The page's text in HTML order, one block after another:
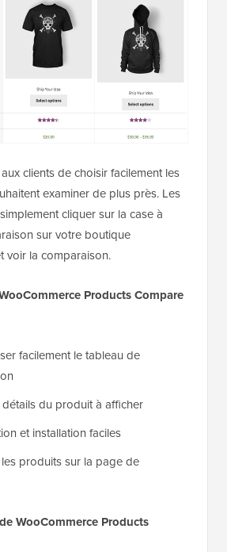
clients de choisir facilement les
examiner de plus près. Les
cliquer sur la case à
sur votre boutique
voir la comparaison.
Products Compare
facilement le tableau de
du produit à afficher
et installation faciles
produits sur la page de
WooCommerce Products